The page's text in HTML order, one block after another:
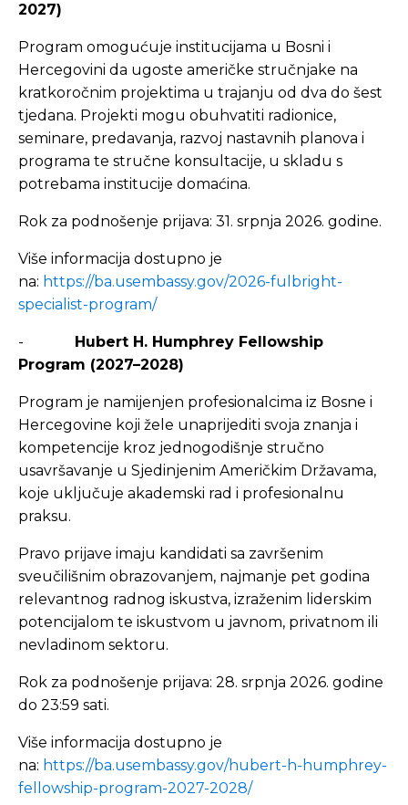
2027)
Program omogućuje institucijama u Bosni i
Hercegovini da ugoste američke stručnjake na
kratkoročnim projektima u trajanju od dva do šest
tjedana. Projekti mogu obuhvatiti radionice,
seminare, predavanja, razvoj nastavnih planova i
programa te stručne konsultacije, u skladu s
potrebama institucije domaćina.
Rok za podnošenje prijava: 31. srpnja 2026. godine.
Više informacija dostupno je
na: https://ba.usembassy.gov/2026-fulbright-
specialist-program/
- Hubert H. Humphrey Fellowship
Program (2027–2028)
Program je namijenjen profesionalcima iz Bosne i
Hercegovine koji žele unaprijediti svoja znanja i
kompetencije kroz jednogodišnje stručno
usavršavanje u Sjedinjenim Američkim Državama,
koje uključuje akademski rad i profesionalnu
praksu.
Pravo prijave imaju kandidati sa završenim
sveučilišnim obrazovanjem, najmanje pet godina
relevantnog radnog iskustva, izraženim liderskim
potencijalom te iskustvom u javnom, privatnom ili
nevladinom sektoru.
Rok za podnošenje prijava: 28. srpnja 2026. godine
do 23:59 sati.
Više informacija dostupno je
na: https://ba.usembassy.gov/hubert-h-humphrey-
fellowship-program-2027-2028/